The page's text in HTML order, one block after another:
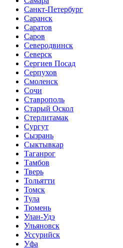
Санкт-Петербург
Саранск
Саратов
Саров
Северодвинск
Северск
Сергиев Посад
Серпухов
Смоленск
Сочи
Ставрополь
Старый Оскол
Стерлитамак
Сургут
Сызрань
Сыктывкар
Таганрог
Тамбов
Тверь
Тольятти
Томск
Тула
Тюмень
Улан-Удэ
Ульяновск
Уссурийск
Уфа